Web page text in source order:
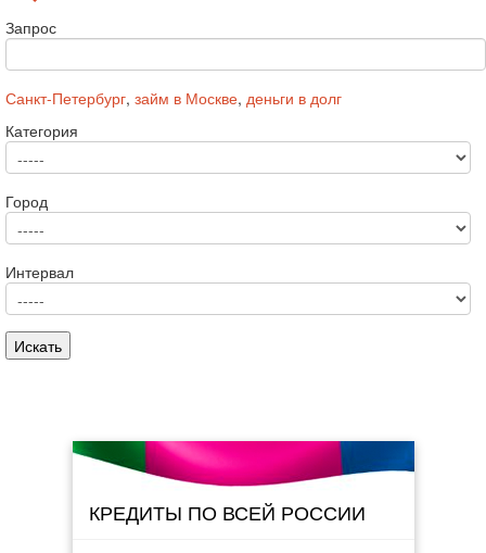
Запрос
Санкт-Петербург, займ в Москве, деньги в долг
Категория
Город
Интервал
КРЕДИТЫ ПО ВСЕЙ РОССИИ